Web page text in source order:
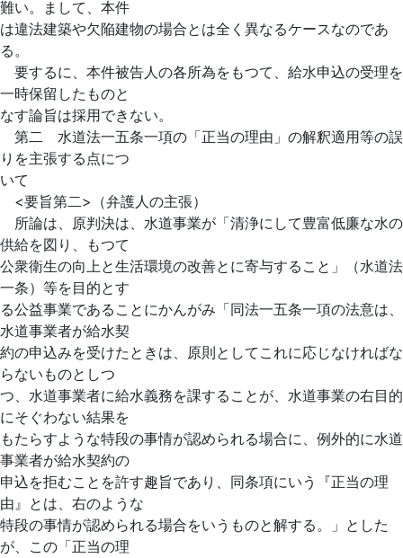
難い。まして、本件
は違法建築や欠陥建物の場合とは全く異なるケースなのであ
る。
要するに、本件被告人の各所為をもつて、給水申込の受理を
一時保留したものと
なす論旨は採用できない。
第二 水道法一五条一項の「正当の理由」の解釈適用等の誤
りを主張する点につ
いて
<要旨第二>（弁護人の主張）
所論は、原判決は、水道事業が「清浄にして豊富低廉な水の
供給を図り、もつて
公衆衛生の向上と生活環境の改善とに寄与すること」（水道法
一条）等を目的とす
る公益事業であることにかんがみ「同法一五条一項の法意は、
水道事業者が給水契
約の申込みを受けたときは、原則としてこれに応じなければな
らないものとしつ
つ、水道事業者に給水義務を課することが、水道事業の右目的
にそぐわない結果を
もたらすような特段の事情が認められる場合に、例外的に水道
事業者が給水契約の
申込を拒むことを許す趣旨であり、同条項にいう『正当の理
由』とは、右のような
特段の事情が認められる場合をいうものと解する。」とした
が、この「正当の理